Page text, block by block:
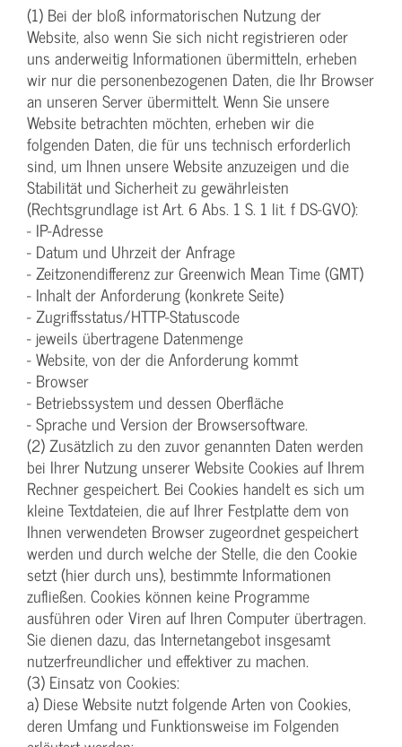
(1) Bei der bloß informatorischen Nutzung der
Website, also wenn Sie sich nicht registrieren oder
uns anderweitig Informationen übermitteln, erheben
wir nur die personenbezogenen Daten, die Ihr Browser
an unseren Server übermittelt. Wenn Sie unsere
Website betrachten möchten, erheben wir die
folgenden Daten, die für uns technisch erforderlich
sind, um Ihnen unsere Website anzuzeigen und die
Stabilität und Sicherheit zu gewährleisten
(Rechtsgrundlage ist Art. 6 Abs. 1 S. 1 lit. f DS-GVO):
- IP-Adresse
- Datum und Uhrzeit der Anfrage
- Zeitzonendifferenz zur Greenwich Mean Time (GMT)
- Inhalt der Anforderung (konkrete Seite)
- Zugriffsstatus/HTTP-Statuscode
- jeweils übertragene Datenmenge
- Website, von der die Anforderung kommt
- Browser
- Betriebssystem und dessen Oberfläche
- Sprache und Version der Browsersoftware.
(2) Zusätzlich zu den zuvor genannten Daten werden
bei Ihrer Nutzung unserer Website Cookies auf Ihrem
Rechner gespeichert. Bei Cookies handelt es sich um
kleine Textdateien, die auf Ihrer Festplatte dem von
Ihnen verwendeten Browser zugeordnet gespeichert
werden und durch welche der Stelle, die den Cookie
setzt (hier durch uns), bestimmte Informationen
zufließen. Cookies können keine Programme
ausführen oder Viren auf Ihren Computer übertragen.
Sie dienen dazu, das Internetangebot insgesamt
nutzerfreundlicher und effektiver zu machen.
(3) Einsatz von Cookies:
a) Diese Website nutzt folgende Arten von Cookies,
deren Umfang und Funktionsweise im Folgenden